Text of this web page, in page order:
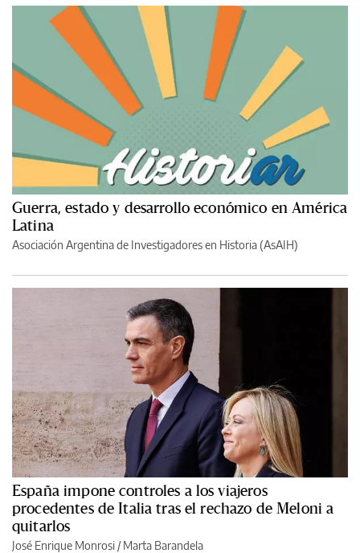
Guerra, estado y desarrollo económico en América
Latina
Asociación Argentina de Investigadores en Historia (AsAIH)
España impone controles a los viajeros
procedentes de Italia tras el rechazo de Meloni a
quitarlos
José Enrique Monrosi / Marta Barandela